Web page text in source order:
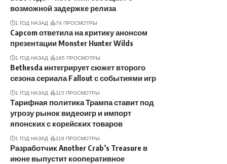
возможной задержке релиза
1 ГОД НАЗАД 74 ПРОСМОТРЫ
Capcom ответила на критику анонсом
презентации Monster Hunter Wilds
1 ГОД НАЗАД 165 ПРОСМОТРЫ
Bethesda интегрирует сюжет второго
сезона сериала Fallout с событиями игр
1 ГОД НАЗАД 115 ПРОСМОТРЫ
Тарифная политика Трампа ставит под
угрозу рынок видеоигр и импорт
японских с корейских товаров
1 ГОД НАЗАД 118 ПРОСМОТРЫ
Разработчик Another Crab’s Treasure в
июне выпустит кооперативное